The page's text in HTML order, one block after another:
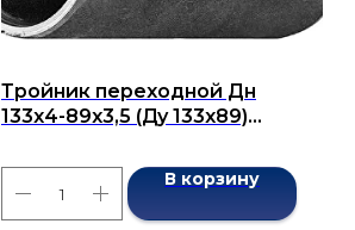
Тройник переходной Дн
133х4-89х3,5 (Ду 133х89)
В корзину